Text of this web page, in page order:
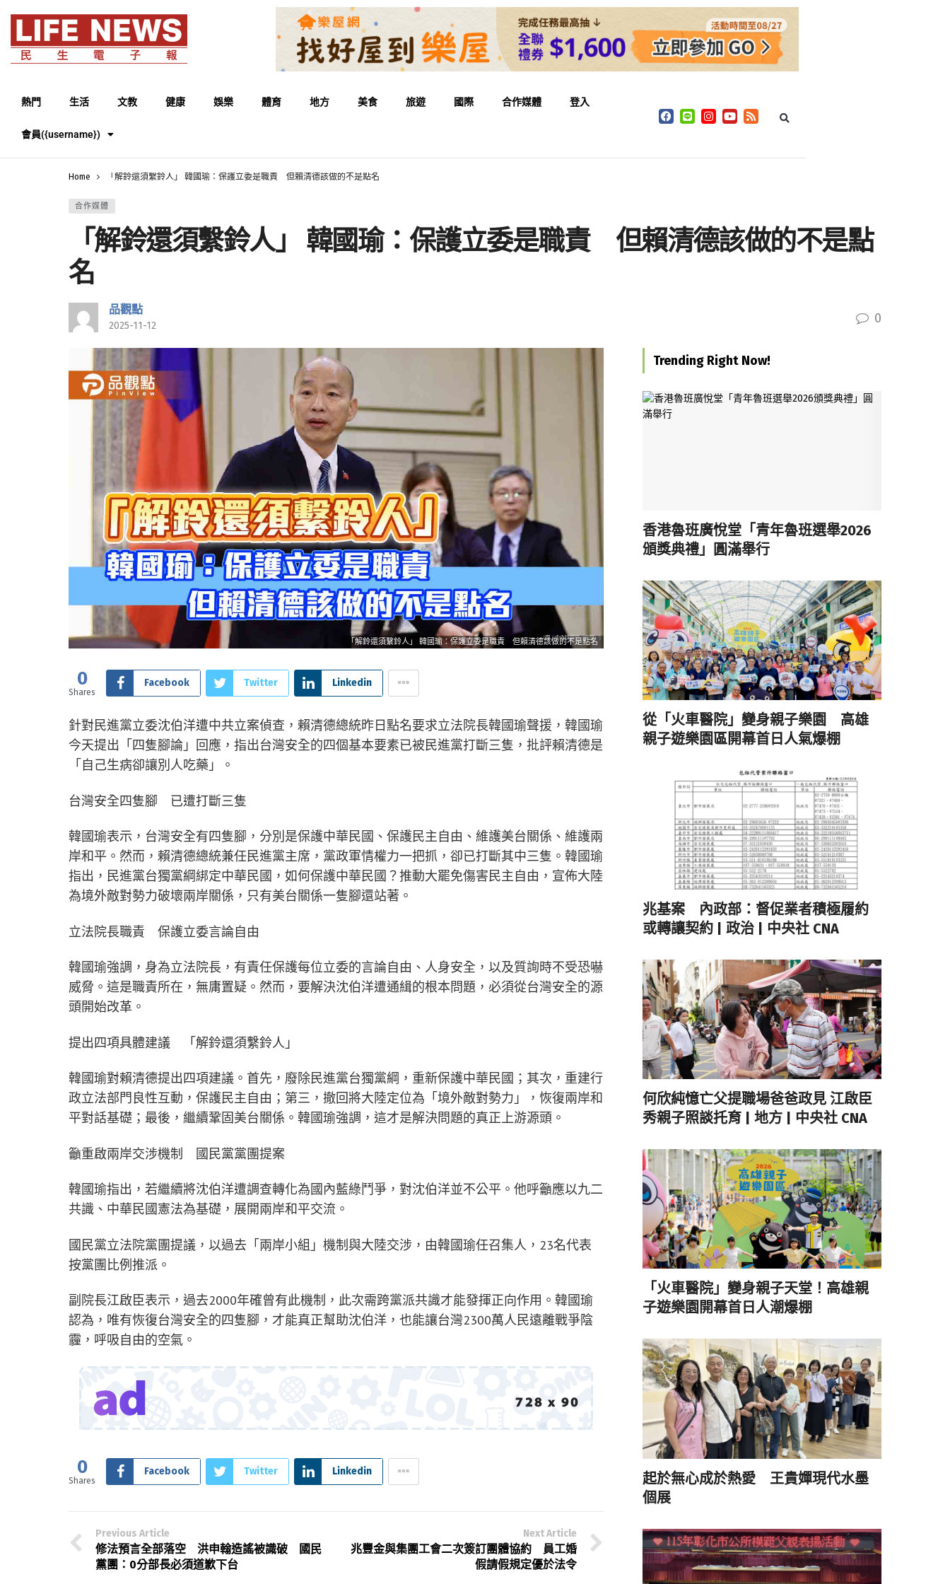
熱門 生活 文教 健康 娛樂 體育 地方 美食 旅遊 國際 合作媒體 登入
會員({username})
Home 「解鈴還須繫鈴人」 韓國瑜：保護立委是職責 但賴清德該做的不是點名
合作媒體
「解鈴還須繫鈴人」 韓國瑜：保護立委是職責 但賴清德該做的不是點
名
品觀點
2025-11-12 0
「解鈴還須繫鈴人」 韓國瑜：保護立委是職責 但賴清德該做的不是點名
0
Shares
Facebook Twitter Linkedin
針對民進黨立委沈伯洋遭中共立案偵查，賴清德總統昨日點名要求立法院長韓國瑜聲援，韓國瑜
今天提出「四隻腳論」回應，指出台灣安全的四個基本要素已被民進黨打斷三隻，批評賴清德是
「自己生病卻讓別人吃藥」。
台灣安全四隻腳 已遭打斷三隻
韓國瑜表示，台灣安全有四隻腳，分別是保護中華民國、保護民主自由、維護美台關係、維護兩
岸和平。然而，賴清德總統兼任民進黨主席，黨政軍情權力一把抓，卻已打斷其中三隻。韓國瑜
指出，民進黨台獨黨綱綁定中華民國，如何保護中華民國？推動大罷免傷害民主自由，宣佈大陸
為境外敵對勢力破壞兩岸關係，只有美台關係一隻腳還站著。
立法院長職責 保護立委言論自由
韓國瑜強調，身為立法院長，有責任保護每位立委的言論自由、人身安全，以及質詢時不受恐嚇
威脅。這是職責所在，無庸置疑。然而，要解決沈伯洋遭通緝的根本問題，必須從台灣安全的源
頭開始改革。
提出四項具體建議 「解鈴還須繫鈴人」
韓國瑜對賴清德提出四項建議。首先，廢除民進黨台獨黨綱，重新保護中華民國；其次，重建行
政立法部門良性互動，保護民主自由；第三，撤回將大陸定位為「境外敵對勢力」，恢復兩岸和
平對話基礎；最後，繼續鞏固美台關係。韓國瑜強調，這才是解決問題的真正上游源頭。
籲重啟兩岸交涉機制 國民黨黨團提案
韓國瑜指出，若繼續將沈伯洋遭調查轉化為國內藍綠鬥爭，對沈伯洋並不公平。他呼籲應以九二
共識、中華民國憲法為基礎，展開兩岸和平交流。
國民黨立法院黨團提議，以過去「兩岸小組」機制與大陸交涉，由韓國瑜任召集人，23名代表
按黨團比例推派。
副院長江啟臣表示，過去2000年確曾有此機制，此次需跨黨派共識才能發揮正向作用。韓國瑜
認為，唯有恢復台灣安全的四隻腳，才能真正幫助沈伯洋，也能讓台灣2300萬人民遠離戰爭陰
霾，呼吸自由的空氣。
0
Shares
Facebook Twitter Linkedin
Previous Article
修法預言全部落空 洪申翰造謠被識破 國民
黨團：0分部長必須道歉下台
Next Article
兆豐金與集團工會二次簽訂團體協約 員工婚
假請假規定優於法令
Trending Right Now!
香港魯班廣悅堂「青年魯班選舉2026
頒獎典禮」圓滿舉行
從「火車醫院」變身親子樂園 高雄
親子遊樂園區開幕首日人氣爆棚
兆基案 內政部：督促業者積極履約
或轉讓契約 | 政治 | 中央社 CNA
何欣純憶亡父提職場爸爸政見 江啟臣
秀親子照談托育 | 地方 | 中央社 CNA
「火車醫院」變身親子天堂！高雄親
子遊樂園開幕首日人潮爆棚
起於無心成於熱愛 王貴嬋現代水墨
個展